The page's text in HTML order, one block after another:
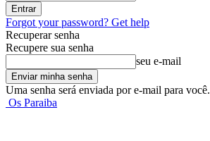
Forgot your password? Get help
Recuperar senha
Recupere sua senha
seu e-mail
Uma senha será enviada por e-mail para você.
Os Paraiba